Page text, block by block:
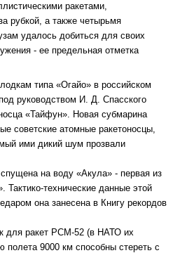
ракетами,
рубкой, а также четырьмя
удалось добиться для своих
- ее предельная отметка
типа «Огайо» в российском
руководством И. Д. Спасского
«Тайфун». Новая субмарина
советские атомные ракетоносцы,
ими дикий шум прозвали
на воду «Акула» - первая из
технические данные этой
она занесена в Книгу рекордов
для ракет РСМ-52 (в НАТО их
полета 9000 км способны стереть с